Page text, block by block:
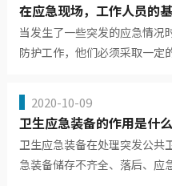
在应急现场，工作人员的
当发生了一些突发的应急情况
防护工作，他们必须采取一定
2020-10-09
卫生应急装备的作用是什么
卫生应急装备在处理突发公共
急装备储存不齐全、落后、应